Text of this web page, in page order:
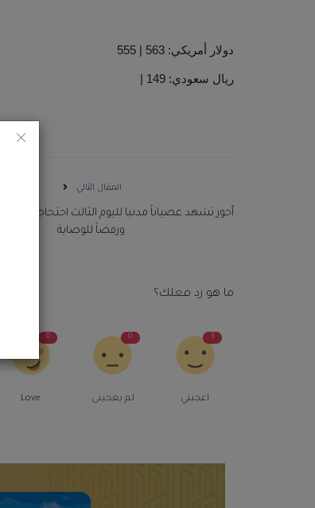
دولار أمريكي: 563 | 555
ريال سعودي: 149 |
المقال التالي
أحور تشهد عصياناً مدنيا لليوم الثالث احتجاجاً على
ورفضاً للوصاية
ما هو رد فعلك؟
3
اعجبني
0
لم يعجبنى
0
Love